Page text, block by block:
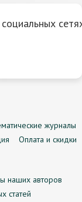
журналы
Оплата и скидки
наших авторов
статей